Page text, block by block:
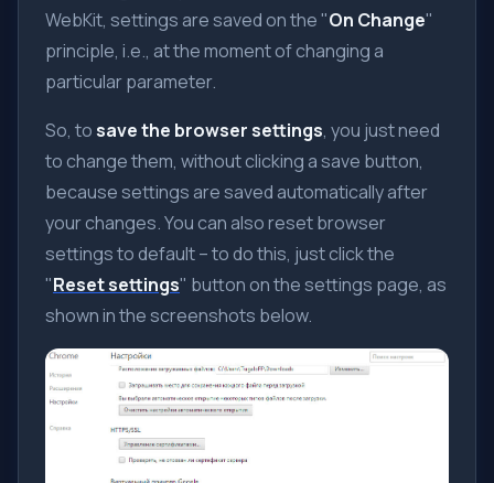
WebKit, settings are saved on the "On Change"
principle, i.e., at the moment of changing a
particular parameter.
So, tosave the browser settings, you just need
to change them, without clicking a save button,
because settings are saved automatically after
your changes. You can also reset browser
settings to default – to do this, just click the
"Reset settings" button on the settings page, as
shown in the screenshots below.